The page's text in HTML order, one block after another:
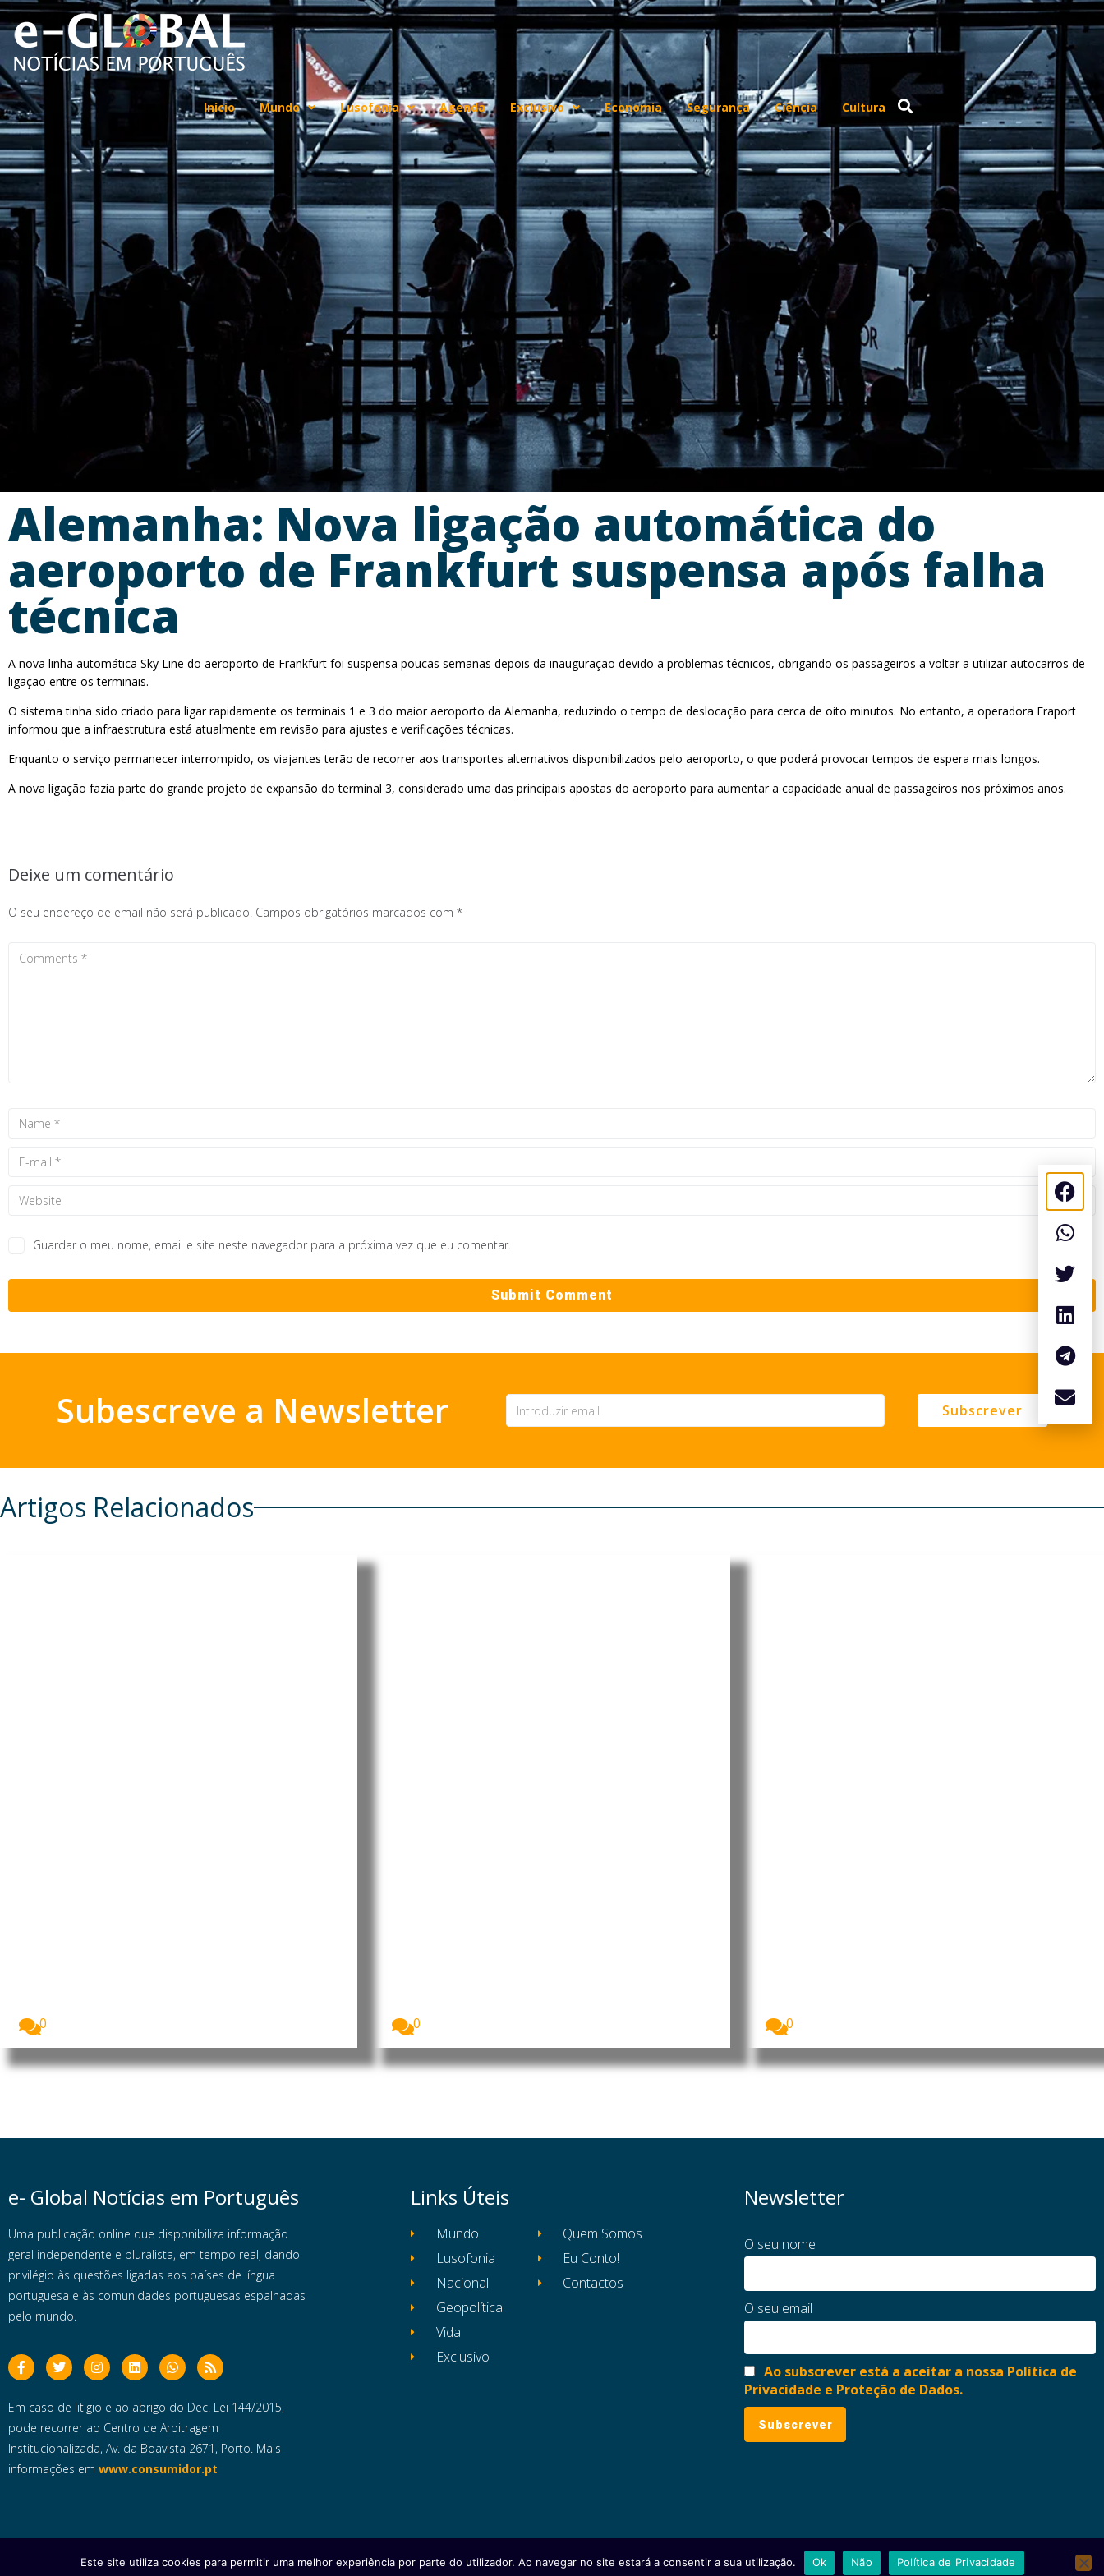
Início Mundo Lusofonia Agenda Exclusivo Economia Segurança Ciência Cultura
Alemanha: Nova ligação automática do
aeroporto de Frankfurt suspensa após falha
técnica
A nova linha automática Sky Line do aeroporto de Frankfurt foi suspensa poucas semanas depois da inauguração devido a problemas técnicos, obrigando os passageiros a voltar a utilizar autocarros de
ligação entre os terminais.
O sistema tinha sido criado para ligar rapidamente os terminais 1 e 3 do maior aeroporto da Alemanha, reduzindo o tempo de deslocação para cerca de oito minutos. No entanto, a operadora Fraport
informou que a infraestrutura está atualmente em revisão para ajustes e verificações técnicas.
Enquanto o serviço permanecer interrompido, os viajantes terão de recorrer aos transportes alternativos disponibilizados pelo aeroporto, o que poderá provocar tempos de espera mais longos.
A nova ligação fazia parte do grande projeto de expansão do terminal 3, considerado uma das principais apostas do aeroporto para aumentar a capacidade anual de passageiros nos próximos anos.
Deixe um comentário
O seu endereço de email não será publicado. Campos obrigatórios marcados com *
Guardar o meu nome, email e site neste navegador para a próxima vez que eu comentar.
Subescreve a Newsletter Subscrever
Artigos Relacionados
0
0
0
e- Global Notícias em Português
Uma publicação online que disponibiliza informação
geral independente e pluralista, em tempo real, dando
privilégio às questões ligadas aos países de língua
portuguesa e às comunidades portuguesas espalhadas
pelo mundo.
Em caso de litigio e ao abrigo do Dec. Lei 144/2015,
pode recorrer ao Centro de Arbitragem
Institucionalizada, Av. da Boavista 2671, Porto. Mais
informações em www.consumidor.pt
Links Úteis
Mundo
Lusofonia
Nacional
Geopolítica
Vida
Exclusivo
Quem Somos
Eu Conto!
Contactos
Newsletter
O seu nome
O seu email
Ao subscrever está a aceitar a nossa Política de
Privacidade e Proteção de Dados.
Copyright © 2025 e- Global Notícias em Português | Todos os direitos reservados Ficha Técnica Estatuto Editorial Política de Privacidade e Proteção de Dados
Este site utiliza cookies para permitir uma melhor experiência por parte do utilizador. Ao navegar no site estará a consentir a sua utilização. Ok Não Política de Privacidade